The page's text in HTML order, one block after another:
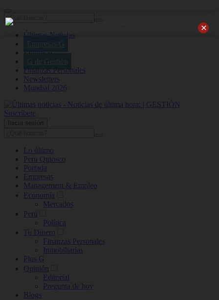
Últimas Noticias
Empresas G
Empresas
G de Gestión
Finanzas Personales
Newsletters
Mundial 2026
Suscríbete
Inicia sesión
Lo último
Peru Quiosco
Portada
Empresas
Management & Empleo
Economía
Mercados
Perú
Política
Tu Dinero
Finanzas Personales
Inmobiliarias
Plus G
Opinión
Editorial
Pregunta de hoy
Blogs